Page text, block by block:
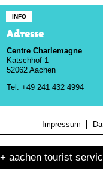
INFO
Adresse
Centre Charlemagne
Katschhof 1
52062 Aachen
Tel: +49 241 432 4994
Impressum
+ aachen tourist